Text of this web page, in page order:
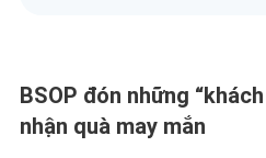
BSOP đón những
nhận quà may mắn